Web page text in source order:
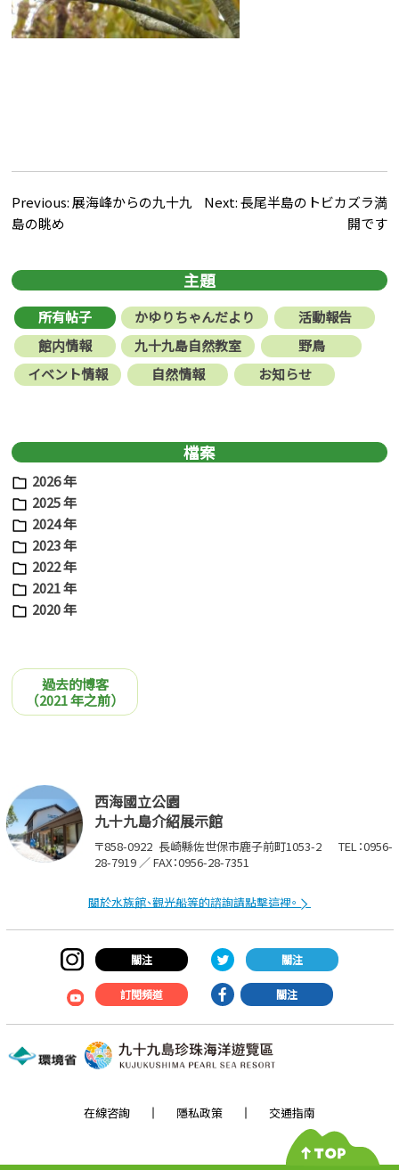
文
章
導
覽
Previous: 展海峰からの九十九
島の眺め
Next:長尾半島のトビカズラ満
開です
主題
所有帖子 かゆりちゃんだより
活動報告
館内情報
九十九島自然教室
野鳥
イベント情報
自然情報 お知らせ
檔案
2026 年
2025 年
2024 年
2023 年
2022 年
2021 年
2020 年
過去的博客
（2021 年之前）
西海國立公園
九十九島介紹展示館
〒858-0922 長崎縣佐世保市鹿子前町1053-2
TEL：0956-
28-7919 ／ FAX：0956-28-7351
關於水族館、觀光船等的諮詢請點擊這裡。
關注 關注
訂閱頻道 關注
在線咨詢 隱私政策 交通指南